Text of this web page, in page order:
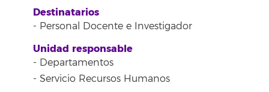
Destinatarios
- Personal Docente e Investigador
Unidad responsable
- Departamentos
- Servicio Recursos Humanos